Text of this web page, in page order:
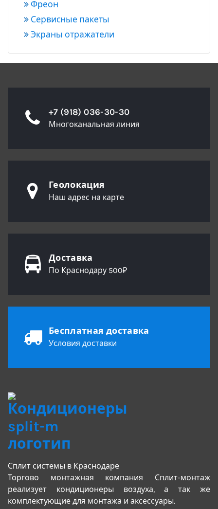
Фреон
Сервисные пакеты
Экраны отражатели
+7 (918) 036-30-30
Многоканальная линия
Геолокация
Наш адрес на карте
Доставка
По Краснодару 500₽
Бесплатная доставка
Условия доставки
Сплит системы в Краснодаре
Торгово монтажная компания Сплит-монтаж
реализует кондиционеры воздуха, а так же
комплектующие для монтажа и аксессуары.